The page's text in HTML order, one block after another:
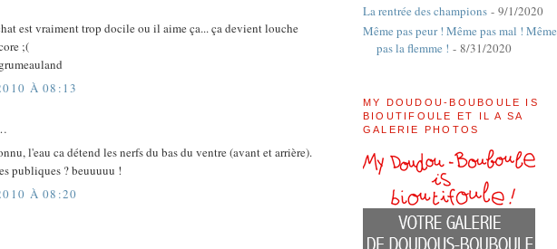
est vraiment trop docile ou il aime ça... ça devient louche
;(
À 08:13
l'eau ca détend les nerfs du bas du ventre (avant et arrière).
publiques ? beuuuuu !
À 08:20
La rentrée des champions - 9/1/2020
Même pas peur ! Même pas mal ! Même
pas la flemme ! - 8/31/2020
MY DOUDOU-BOUBOULE IS
BIOUTIFOULE ET IL A SA
GALERIE PHOTOS